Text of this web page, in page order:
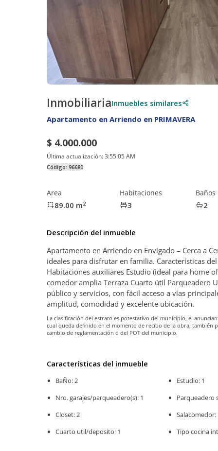
InmobiliariaInmuebles similares
Apartamento en Arriendo en PRIMAVERA
$ 4.000.000
Última actualización:3:55:05 AM
Código: 96680
Area
89.00 m2
Habitaciones
3
Baños
2
Descripción del inmueble
Apartamento en Arriendo en Envigado – Cerca a
ideales para disfrutar en familia. Características
Habitaciones auxiliares Estudio (ideal para home
comedor amplia Terraza Cuarto útil Parqueadero
público y servicios, con fácil acceso a vías
amplitud, comodidad y excelente ubicación.
La clasificación del estrato es potestativo del municipio, el
cual queda definido en el momento de recibo de la obra,
cambio de reglamentación o del POT del municipio.
Características del inmueble
BaÑo: 2
Nro. garajes/parqueadero(s): 1
Closet: 2
Cuarto util/deposito: 1
Estudio: 1
Parqueadero
Salacomedor:
Tipo cocina